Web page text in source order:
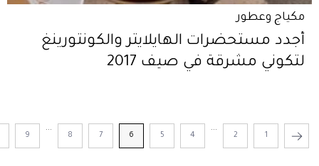
مكياج وعطور
أجدد مستحضرات الهايلايتر والكونتورينغ
لتكوني مشرقة في صيف 2017
1
2
...
4
5
6
7
8
...
9